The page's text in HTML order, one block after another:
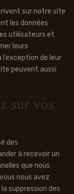
sur notre site
les données
utilisateurs et
leurs
de leur
peuvent aussi
sur vos
des
à recevoir un
que nous
nous avez
suppression des